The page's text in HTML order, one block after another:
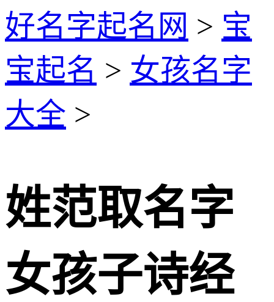
好名字起名网 > 宝
宝起名 > 女孩名字
大全 >
姓范取名字
女孩子诗经